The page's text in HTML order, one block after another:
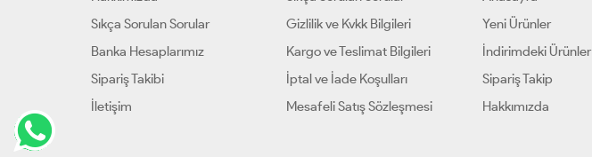
Sıkça Sorulan Sorular
Banka Hesaplarımız
Sipariş Takibi
İletişim
Gizlilik ve Kvkk Bilgileri
Kargo ve Teslimat Bilgileri
İptal ve İade Koşulları
Mesafeli Satış Sözleşmesi
Yeni Ürünler
İndirimdeki Ürünler
Sipariş Takip
Hakkımızda